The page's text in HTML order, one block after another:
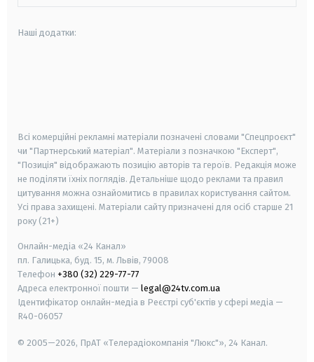
Наші додатки:
Всі комерційні рекламні матеріали позначені словами "Спецпроєкт"
чи "Партнерський матеріал". Матеріали з позначкою "Експерт",
"Позиція" відображають позицію авторів та героїв. Редакція може
не поділяти їхніх поглядів. Детальніше щодо реклами та правил
цитування можна ознайомитись в правилах користування сайтом.
Усі права захищені. Матеріали сайту призначені для осіб старше 21
року (21+)
Онлайн-медіа «24 Канал»
пл. Галицька, буд. 15, м. Львів, 79008
Телефон +380 (32) 229-77-77
Адреса електронної пошти — legal@24tv.com.ua
Ідентифікатор онлайн-медіа в Реєстрі суб'єктів у сфері медіа —
R40-06057
© 2005—2026, ПрАТ «Телерадіокомпанія "Люкс"», 24 Канал.